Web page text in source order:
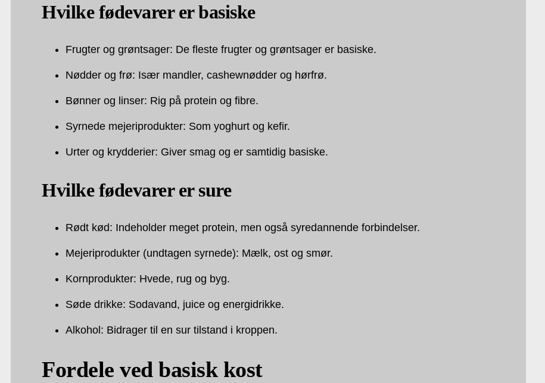
Hvilke fødevarer er basiske
Frugter og grøntsager: De fleste frugter og grøntsager er basiske.
Nødder og frø: Især mandler, cashewnødder og hørfrø.
Bønner og linser: Rig på protein og fibre.
Syrnede mejeriprodukter: Som yoghurt og kefir.
Urter og krydderier: Giver smag og er samtidig basiske.
Hvilke fødevarer er sure
Rødt kød: Indeholder meget protein, men også syredannende forbindelser.
Mejeriprodukter (undtagen syrnede): Mælk, ost og smør.
Kornprodukter: Hvede, rug og byg.
Søde drikke: Sodavand, juice og energidrikke.
Alkohol: Bidrager til en sur tilstand i kroppen.
Fordele ved basisk kost